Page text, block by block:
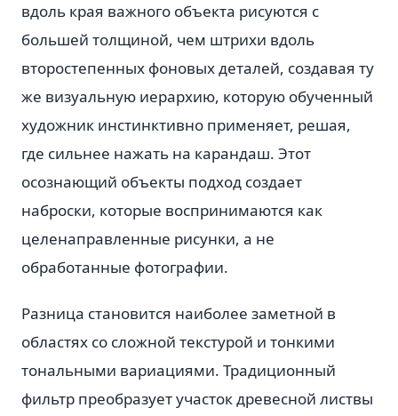
вдоль края важного объекта рисуются с
большей толщиной, чем штрихи вдоль
второстепенных фоновых деталей, создавая ту
же визуальную иерархию, которую обученный
художник инстинктивно применяет, решая,
где сильнее нажать на карандаш. Этот
осознающий объекты подход создает
наброски, которые воспринимаются как
целенаправленные рисунки, а не
обработанные фотографии.
Разница становится наиболее заметной в
областях со сложной текстурой и тонкими
тональными вариациями. Традиционный
фильтр преобразует участок древесной листвы